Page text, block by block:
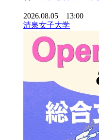
2026.08.05 13:00
清泉女子大学